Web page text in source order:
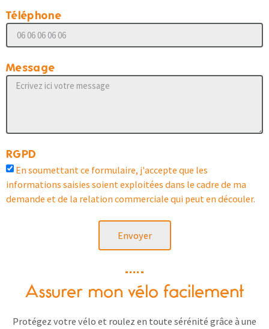
Téléphone
Message
RGPD
En soumettant ce formulaire, j'accepte que les
informations saisies soient exploitées dans le cadre de ma
demande et de la relation commerciale qui peut en découler.
Envoyer
Assurer mon vélo facilement
Protégez votre vélo et roulez en toute sérénité grâce à une